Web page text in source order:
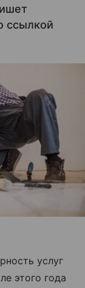
ссылкой
услуг
этого года